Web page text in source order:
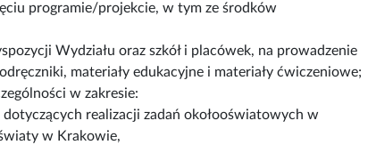
programie/projekcie, w tym ze środków
Wydziału oraz szkół i placówek, na prowadzenie
materiały edukacyjne i materiały ćwiczeniowe;
w zakresie:
realizacji zadań okołooświatowych w
w Krakowie,